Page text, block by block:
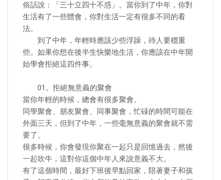
俗話說：「三十立四十不惑」。當你到了中年，你對
生活有了一些體會，你對生活一定有很多不同的看
法。
到了中年，年輕時應該少些浮躁，待人要穩重
些。如果你想在後半生快樂地生活，你應該在中年開
始學會拒絕這四件事。
01。拒絕無意義的聚會
當你年輕的時候，總會有很多聚會。
同學聚會、朋友聚會、同事聚會，忙碌的時間可能在
外面三天，但到了中年，一些毫無意義的聚會就不需
要了。
很多時候，你會發現你聚在一起只是回憶過去，然後
一起吹牛，這對你這個中年人來說意義不大。
有了這個時間，最好下班後早點回家，陪著妻子和孩